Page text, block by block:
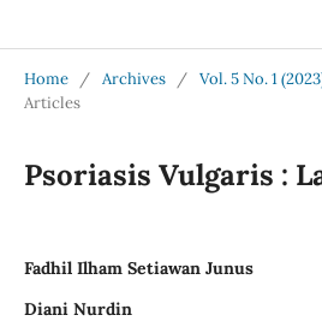
Home / Archives / Vol. 5 No. 1
Articles
Psoriasis Vulgaris :
Fadhil Ilham Setiawan Junus
Diani Nurdin